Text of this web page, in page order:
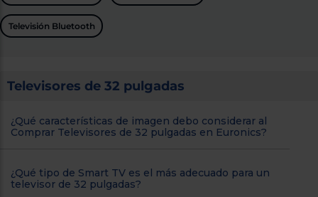
Televisión Bluetooth
Televisores de 32 pulgadas
¿Qué características de imagen debo considerar al
Comprar Televisores de 32 pulgadas en Euronics?
¿Qué tipo de Smart TV es el más adecuado para un
televisor de 32 pulgadas?